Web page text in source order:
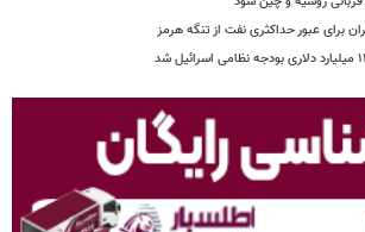
برای عبور حداکثری نفت از تنگه هرمز